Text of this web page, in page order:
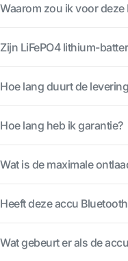
Waarom zou ik voor
Zijn LiFePO4 lithium-
Hoe lang duurt de
Hoe lang heb ik garantie?
Wat is de maximale
Heeft deze accu
Wat gebeurt er als de